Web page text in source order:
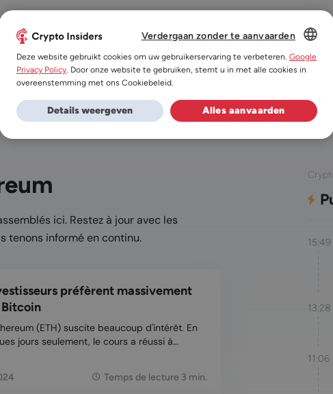
Exchanges Prix des cryptomonnaies
Ethereum Actualités Ripple
ici. Restez à jour avec les
tenons informé en continu.
préfèrent massivement
(ETH) suscite beaucoup d'intérêt. En
jours seulement, le cours a réussi à
semble avoir ralenti sa force haussière, mais
Temps de lecture 3 min.
15:49
13:28
11:06
DUTCH
DE
Verdergaan zonder te aanvaarden
Deze website gebruikt cookies om uw gebruikerservaring te verbeteren. Google
Privacy Policy. Door onze website te gebruiken, stemt u in met alle cookies in
overeenstemming met ons Cookiebeleid.
Alles aanvaarden
Details weergeven